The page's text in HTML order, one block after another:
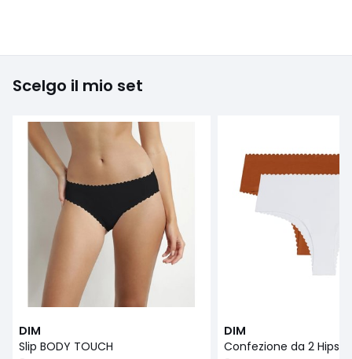
Scelgo il mio set
DIM
Slip BODY TOUCH
DIM